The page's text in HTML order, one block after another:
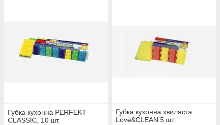
Губка кухонна PERFEKT
CLASSIC, 10 шт.
Губка кухонна хвиляста
Love&CLEAN 5 шт.